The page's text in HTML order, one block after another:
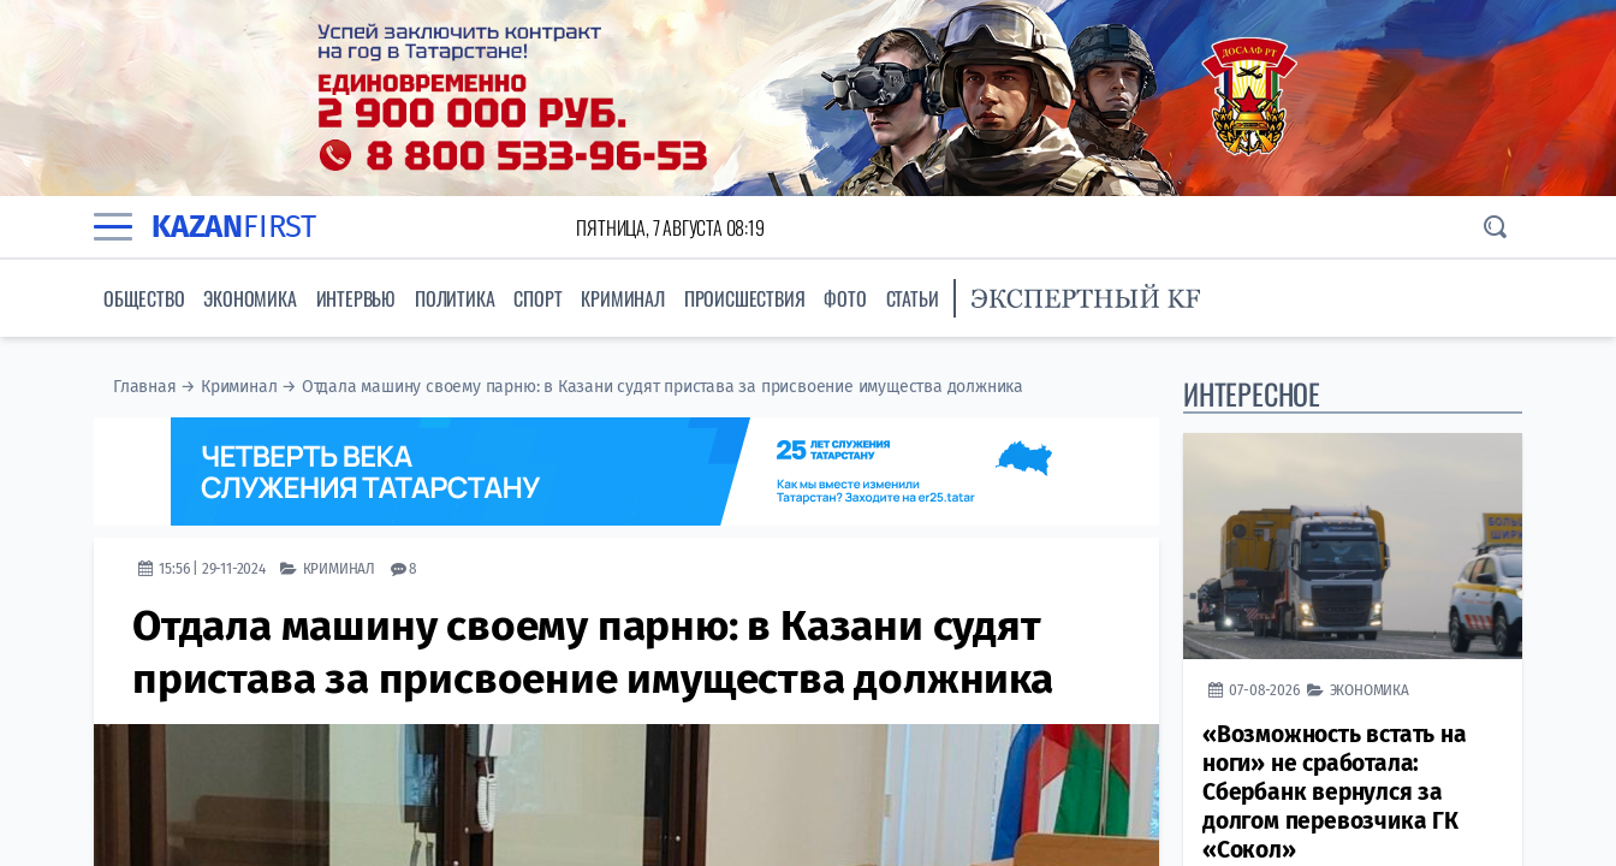
KAZANFIRST ПЯТНИЦА, 7 АВГУСТА 08:19
ОБЩЕСТВО ЭКОНОМИКА ИНТЕРВЬЮ ПОЛИТИКА СПОРТ КРИМИНАЛ ПРОИСШЕСТВИЯ ФОТО СТАТЬИ
Главная → Криминал → Отдала машину своему парню: в Казани судят пристава за присвоение имущества должника
15:56 | 29-11-2024 КРИМИНАЛ 8
Отдала машину своему парню: в Казани судят
пристава за присвоение имущества должника
ИНТЕРЕСНОЕ
07-08-2026 ЭКОНОМИКА
«Возможность встать на
ноги» не сработала:
Сбербанк вернулся за
долгом перевозчика ГК
«Сокол»